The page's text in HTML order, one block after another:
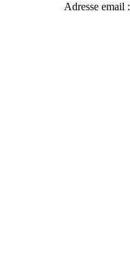
Adresse email :